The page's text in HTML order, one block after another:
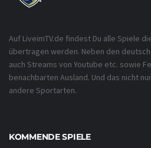
Auf LiveimTV.de findest Du alle Spiele
übertragen werden. Neben den
auch Streams von Youtube etc. sowie
benachbarten Ausland. Und das nicht
andere Sportarten.
KOMMENDE SPIELE